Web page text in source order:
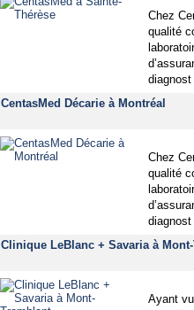
Chez
qualité
diagnost
CentasMed Décarie à Montréal
Chez
qualité
diagnost
Clinique LeBlanc + Savaria à
Ayant